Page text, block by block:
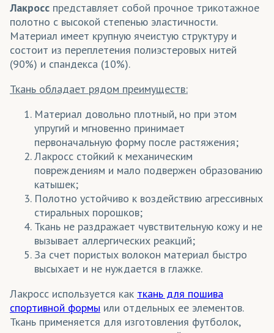
Ника
Олимп
Пике
Прима
Революшн
Рибана
Сандвич/Сэндвич
Сетка/Ячейка
Тинка
Флажная сетка
Хоккей
Лакросс представляет собой прочное трикотажное
полотно с высокой степенью эластичности.
Материал имеет крупную ячеистую структуру и
состоит из переплетения полиэстеровых нитей
(90%) и спандекса (10%).
Ткань обладает рядом преимуществ:
Материал довольно плотный, но при этом
упругий и мгновенно принимает
первоначальную форму после растяжения;
Лакросс стойкий к механическим
повреждениям и мало подвержен образованию
катышек;
Полотно устойчиво к воздействию агрессивных
стиральных порошков;
Ткань не раздражает чувствительную кожу и не
вызывает аллергических реакций;
За счет пористых волокон материал быстро
высыхает и не нуждается в глажке.
Лакросс используется как ткань для пошива
спортивной формы или отдельных ее элементов.
Ткань применяется для изготовления футболок,